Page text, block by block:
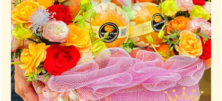
Giữ trọn vị ngọt của thiên nhiên